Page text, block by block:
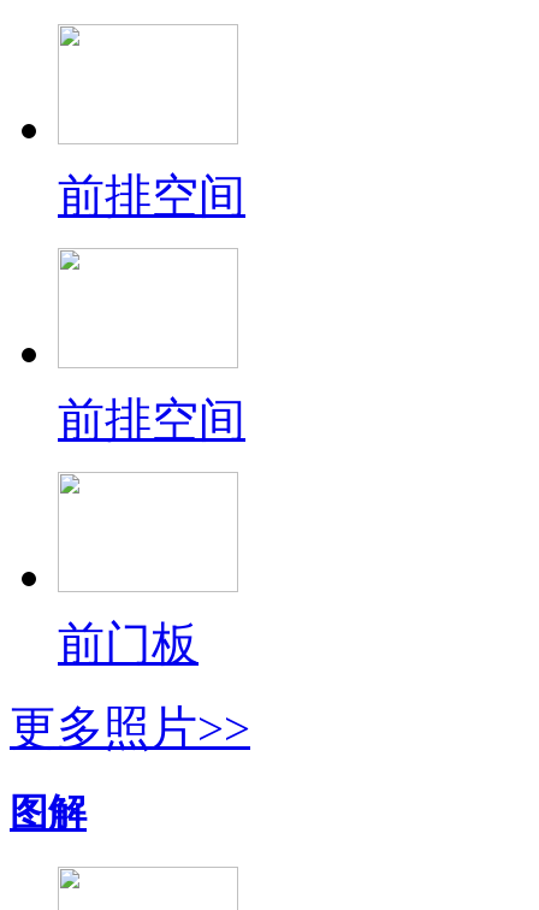
前排空间
前排空间
前门板
更多照片>>
图解